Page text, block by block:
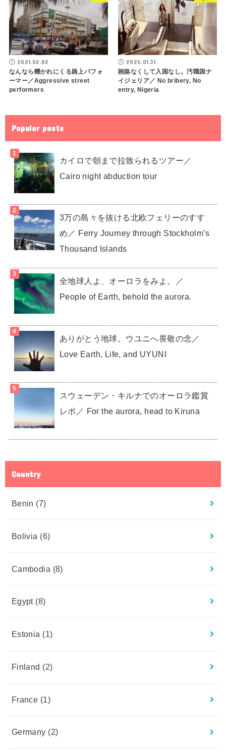
2021.02.02
なんなら轢かれにくる路上パフォ
ーマー／Aggressive street
performers
2025.01.31
賄賂なくして入国なし。汚職国ナ
イジェリア／ No bribery, No
entry, Nigeria
Popular posts
カイロで朝まで拉致られるツアー／
Cairo night abduction tour
3万の島々を抜ける北欧フェリーのすす
め／ Ferry Journey through Stockholm’s
Thousand Islands
全地球人よ、オーロラをみよ。／
People of Earth, behold the aurora.
ありがとう地球。ウユニへ畏敬の念／
Love Earth, Life, and UYUNI
スウェーデン・キルナでのオーロラ鑑賞
レポ／ For the aurora, head to Kiruna
Country
Benin (7)
Bolivia (6)
Cambodia (8)
Egypt (8)
Estonia (1)
Finland (2)
France (1)
Germany (2)